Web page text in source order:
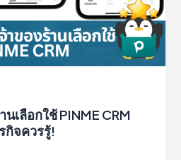
เลือกใช้ PINME CRM
กิจควรรู้!